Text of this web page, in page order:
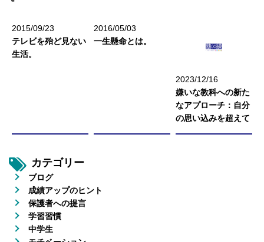
2015/09/23
テレビを殆ど見ない
生活。
2016/05/03
一生懸命とは。
2023/12/16
嫌いな教科への新た
なアプローチ：自分
の思い込みを超えて
カテゴリー
ブログ
成績アップのヒント
保護者への提言
学習習慣
中学生